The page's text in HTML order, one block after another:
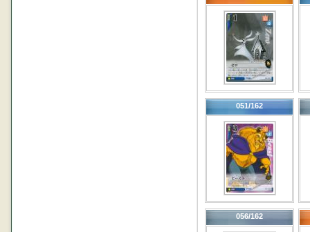
051/162
056/162